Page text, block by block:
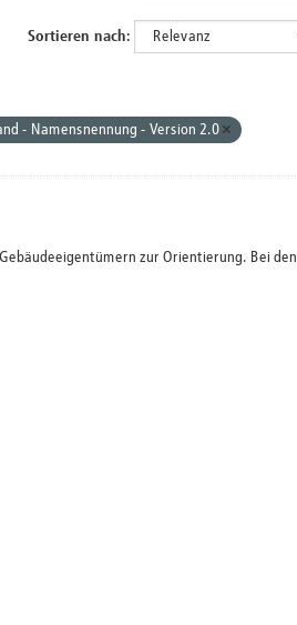
Sortieren nach
- Namensnennung - Version 2.0
zur Orientierung. Bei den